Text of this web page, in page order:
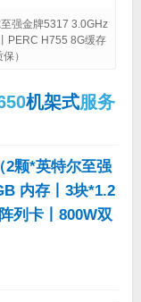
强金牌5317 3.0GHz
PERC H755 8G缓存
）
机架式服务
2颗*英特尔至强
内存丨3块*1.2
列卡丨800W双